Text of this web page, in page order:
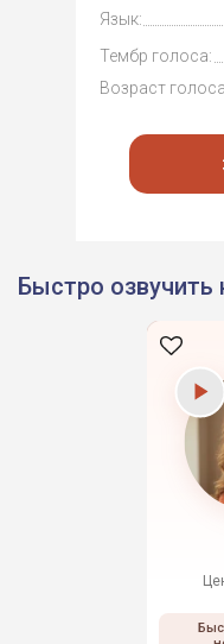
Язык:
Тембр голоса:
Возраст
Быстро озвучить